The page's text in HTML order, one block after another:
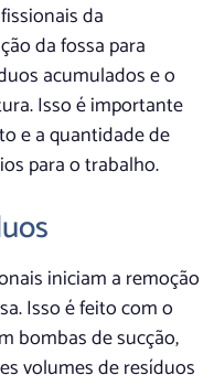
da
da fossa para
acumulados e o
Isso é importante
e a quantidade de
para o trabalho.
iniciam a remoção
Isso é feito com o
bombas de sucção,
volumes de resíduos